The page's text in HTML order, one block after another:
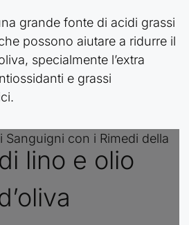
grande fonte di acidi grassi
possono aiutare a ridurre il
specialmente l’extra
e grassi
lino e olio